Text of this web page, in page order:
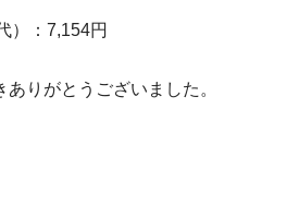
）：7,154円
りがとうございました。